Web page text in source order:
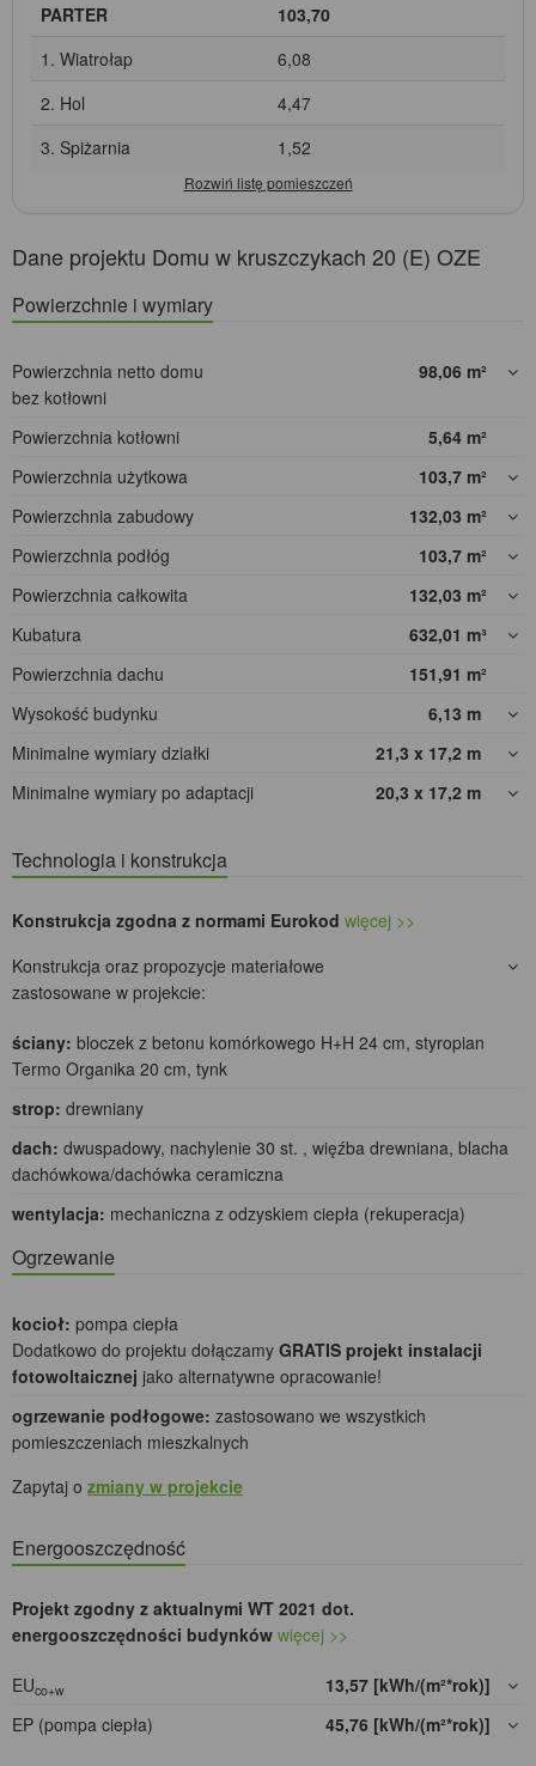
PARTER
103,70
1. Wiatrołap
6,08
2. Hol
4,47
3. Spiżarnia
1,52
Dane projektu Domu w kruszczykach 20 (E) OZE
Powierzchnie i wymiary
Powierzchnia netto domu
bez kotłowni
98,06 m²
Powierzchnia kotłowni 5,64 m²
Powierzchnia użytkowa
103,7 m²
Powierzchnia zabudowy
132,03 m²
Powierzchnia podłóg
103,7 m²
Powierzchnia całkowita
132,03 m²
Kubatura
632,01 m³
Powierzchnia dachu
151,91 m²
Wysokość budynku
6,13 m
Minimalne wymiary działki
21,3 x 17,2 m
Minimalne wymiary po adaptacji
20,3 x 17,2 m
Technologia i konstrukcja
Konstrukcja zgodna z normami Eurokod więcej >>
Konstrukcja oraz propozycje materiałowe
zastosowane w projekcie:
ściany: bloczek z betonu komórkowego H+H 24 cm, styropian
Termo Organika 20 cm, tynk
strop: drewniany
dach: dwuspadowy, nachylenie 30 st. , więźba drewniana, blacha
dachówkowa/dachówka ceramiczna
wentylacja: mechaniczna z odzyskiem ciepła (rekuperacja)
Ogrzewanie
kocioł: pompa ciepła
Dodatkowo do projektu dołączamy GRATIS projekt instalacji
fotowoltaicznej jako alternatywne opracowanie!
ogrzewanie podłogowe: zastosowano we wszystkich
pomieszczeniach mieszkalnych
Zapytaj o zmiany w projekcie
Energooszczędność
Projekt zgodny z aktualnymi WT 2021 dot.
energooszczędności budynków więcej >>
EUco+w
13,57 [kWh/(m²*rok)]
EP (pompa ciepła)
45,76 [kWh/(m²*rok)]